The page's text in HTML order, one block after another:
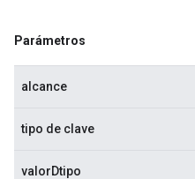
Parámetros
alcance
tipo de clave
valorDtipo